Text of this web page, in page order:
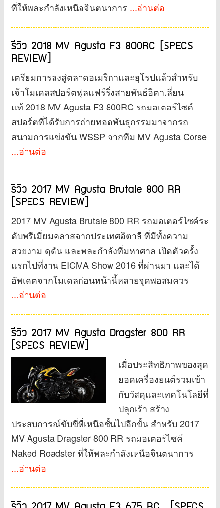
ที่ให้พละกำลังเหนือจินตนาการ ...อ่านต่อ
รีวิว 2018 MV Agusta F3 800RC [SPECS
REVIEW]
เตรียมการลงสู่ตลาดอเมริกาและยุโรปแล้วสำหรับ
เจ้าโมเดลสปอร์ตฟูลแฟร์ริ่งสายพันธ์อิตาเลี่ยน
แท้ 2018 MV Agusta F3 800RC รถมอเตอร์ไซค์
สปอร์ตที่ได้รับการถ่ายทอดพันธุกรรมมาจากรถ
สนามการแข่งขัน WSSP จากทีม MV Agusta Corse
...อ่านต่อ
รีวิว 2017 MV Agusta Brutale 800 RR
[SPECS REVIEW]
2017 MV Agusta Brutale 800 RR รถมอเตอร์ไซค์ระ
ดับพรีเมี่ยมคลาสจากประเทศอิตาลี ที่มีทั้งความ
สวยงาม ดุดัน และพละกำลังที่มหาศาล เปิดตัวครั้ง
แรกไปที่งาน EICMA Show 2016 ที่ผ่านมา และได้
อัพเดตจากโมเดลก่อนหน้านี้หลายจุดพอสมควร
...อ่านต่อ
รีวิว 2017 MV Agusta Dragster 800 RR
[SPECS REVIEW]
เมื่อประสิทธิภาพของสุด
ยอดเครื่องยนต์รวมเข้า
กับวัสดุและเทคโนโลยีที่
ปลุกเร้า สร้าง
ประสบการณ์ขับขี่ที่เหนือชั้นไปอีกขั้น สำหรับ 2017
MV Agusta Dragster 800 RR รถมอเตอร์ไซค์
Naked Roadster ที่ให้พละกำลังเหนือจินตนาการ
...อ่านต่อ